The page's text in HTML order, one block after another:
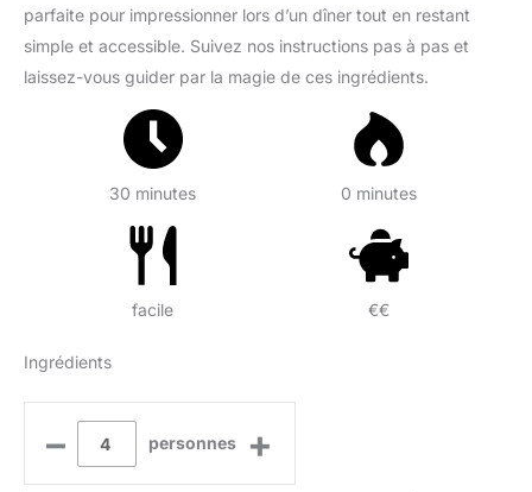
parfaite pour impressionner lors d’un dîner tout en restant
simple et accessible. Suivez nos instructions pas à pas et
laissez-vous guider par la magie de ces ingrédients.
30 minutes 0 minutes
facile €€
Ingrédients
– personnes +